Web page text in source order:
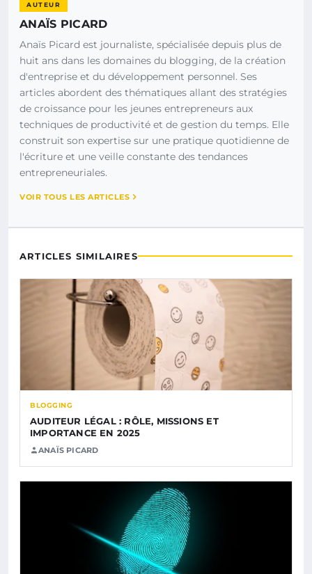
AUTEUR
ANAÏS PICARD
Anaïs Picard est journaliste, spécialisée depuis plus de
huit ans dans les domaines du blogging, de la création
d'entreprise et du développement personnel. Ses
articles abordent des thématiques allant des stratégies
de croissance pour les jeunes entrepreneurs aux
techniques de productivité et de gestion du temps. Elle
construit son expertise sur une pratique quotidienne de
l'écriture et une veille constante des tendances
entrepreneuriales.
VOIR TOUS LES ARTICLES
ARTICLES SIMILAIRES
BLOGGING
AUDITEUR LÉGAL : RÔLE, MISSIONS ET
IMPORTANCE EN 2025
ANAÏS PICARD